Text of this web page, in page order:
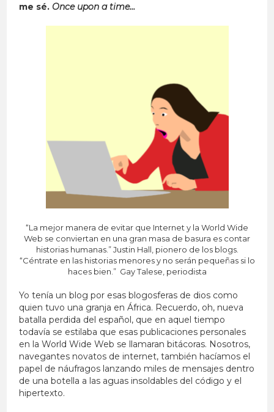
me sé. Once upon a time…
“La mejor manera de evitar que Internet y la World Wide
Web se conviertan en una gran masa de basura es contar
historias humanas.” Justin Hall, pionero de los blogs.
“Céntrate en las historias menores y no serán pequeñas si lo
haces bien.” Gay Talese, periodista
Yo tenía un blog por esas blogosferas de dios como
quien tuvo una granja en África. Recuerdo, oh, nueva
batalla perdida del español, que en aquel tiempo
todavía se estilaba que esas publicaciones personales
en la World Wide Web se llamaran bitácoras. Nosotros,
navegantes novatos de internet, también hacíamos el
papel de náufragos lanzando miles de mensajes dentro
de una botella a las aguas insoldables del código y el
hipertexto.